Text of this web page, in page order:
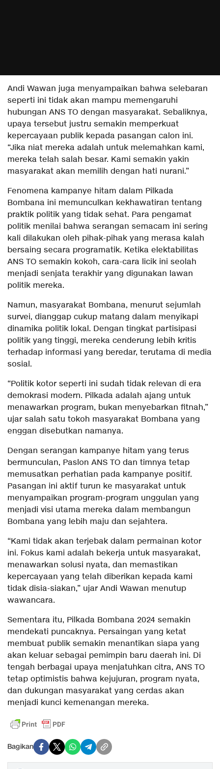
Andi Wawan juga menyampaikan bahwa selebaran
seperti ini tidak akan mampu memengaruhi
hubungan ANS TO dengan masyarakat. Sebaliknya,
upaya tersebut justru semakin memperkuat
kepercayaan publik kepada pasangan calon ini.
“Jika niat mereka adalah untuk melemahkan kami,
mereka telah salah besar. Kami semakin yakin
masyarakat akan memilih dengan hati nurani.”
Fenomena kampanye hitam dalam Pilkada
Bombana ini memunculkan kekhawatiran tentang
praktik politik yang tidak sehat. Para pengamat
politik menilai bahwa serangan semacam ini sering
kali dilakukan oleh pihak-pihak yang merasa kalah
bersaing secara programatik. Ketika elektabilitas
ANS TO semakin kokoh, cara-cara licik ini seolah
menjadi senjata terakhir yang digunakan lawan
politik mereka.
Namun, masyarakat Bombana, menurut sejumlah
survei, dianggap cukup matang dalam menyikapi
dinamika politik lokal. Dengan tingkat partisipasi
politik yang tinggi, mereka cenderung lebih kritis
terhadap informasi yang beredar, terutama di media
sosial.
“Politik kotor seperti ini sudah tidak relevan di era
demokrasi modern. Pilkada adalah ajang untuk
menawarkan program, bukan menyebarkan fitnah,”
ujar salah satu tokoh masyarakat Bombana yang
enggan disebutkan namanya.
Dengan serangan kampanye hitam yang terus
bermunculan, Paslon ANS TO dan timnya tetap
memusatkan perhatian pada kampanye positif.
Pasangan ini aktif turun ke masyarakat untuk
menyampaikan program-program unggulan yang
menjadi visi utama mereka dalam membangun
Bombana yang lebih maju dan sejahtera.
“Kami tidak akan terjebak dalam permainan kotor
ini. Fokus kami adalah bekerja untuk masyarakat,
menawarkan solusi nyata, dan memastikan
kepercayaan yang telah diberikan kepada kami
tidak disia-siakan,” ujar Andi Wawan menutup
wawancara.
Sementara itu, Pilkada Bombana 2024 semakin
mendekati puncaknya. Persaingan yang ketat
membuat publik semakin menantikan siapa yang
akan keluar sebagai pemimpin baru daerah ini. Di
tengah berbagai upaya menjatuhkan citra, ANS TO
tetap optimistis bahwa kejujuran, program nyata,
dan dukungan masyarakat yang cerdas akan
menjadi kunci kemenangan mereka.
Bagikan